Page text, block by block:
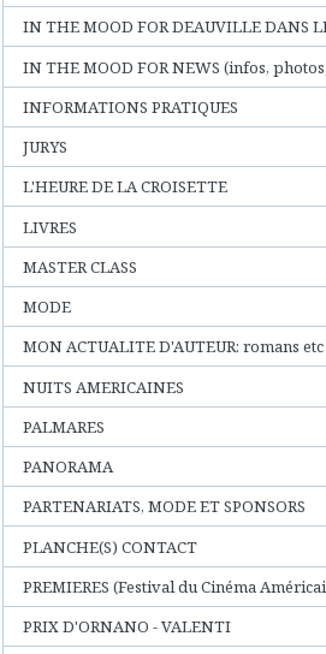
IN THE MOOD FOR DEAUVILLE DANS
IN THE MOOD FOR NEWS (infos,
INFORMATIONS PRATIQUES
JURYS
L'HEURE DE LA CROISETTE
LIVRES
MASTER CLASS
MODE
MON ACTUALITE D'AUTEUR: romans etc
NUITS AMERICAINES
PALMARES
PANORAMA
PARTENARIATS, MODE ET SPONSORS
PLANCHE(S) CONTACT
PREMIERES (Festival du Cinéma
PRIX D'ORNANO - VALENTI